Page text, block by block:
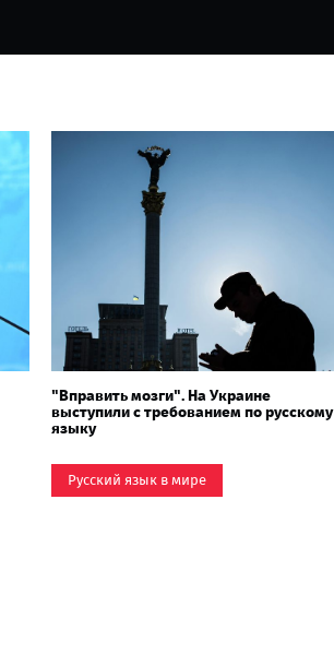
"Вправить мозги". На Украине
выступили с требованием по русскому
языку
Русский язык в мире